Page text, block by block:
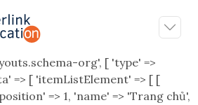
org', [ 'type' =>
=> [ 'itemListElement' => [ [
=> 1, 'name' => 'Trang chủ',